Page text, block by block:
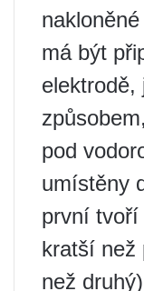
má být
elektrodě,
pod
umístěny
první tvoří
kratší než
než